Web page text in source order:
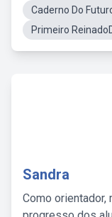
Caderno Do
Primeiro
Sandra
Como orientador,